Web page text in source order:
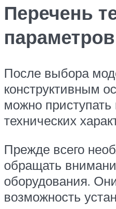
Перечень
параметров
После выбора
конструктивным
можно приступать
технических
Прежде всего
обращать
оборудования.
возможность